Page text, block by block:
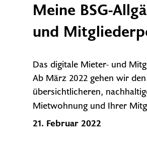
21. Februar 2022
Meine BSG-
und
Das digitale Mieter- und
Ab März 2022 gehen wir
übersichtlicheren,
Mietwohnung und Ihrer